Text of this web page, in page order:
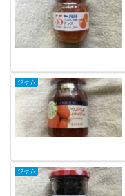
ジャム
ジャム